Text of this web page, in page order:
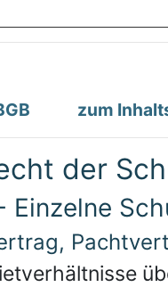
zum
der